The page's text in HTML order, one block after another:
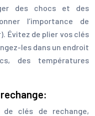
des chocs et des
l’importance de
Évitez de plier vos clés
les dans un endroit
des températures
de clés de rechange,